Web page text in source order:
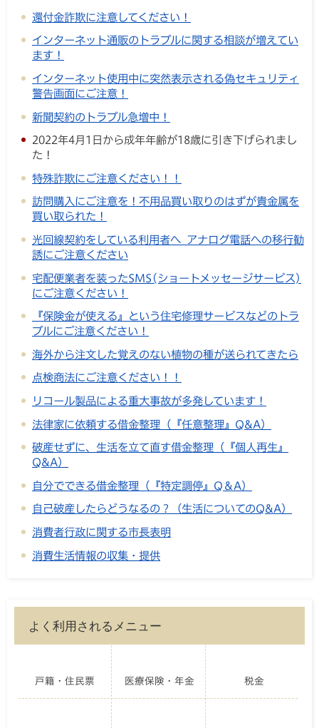
還付金詐欺に注意してください！
インターネット通販のトラブルに関する相談が増えてい
ます！
インターネット使用中に突然表示される偽セキュリティ
警告画面にご注意！
新聞契約のトラブル急増中！
2022年4月1日から成年年齢が18歳に引き下げられまし
た！
特殊詐欺にご注意ください！！
訪問購入にご注意を！不用品買い取りのはずが貴金属を
買い取られた！
光回線契約をしている利用者へ アナログ電話への移行勧
誘にご注意ください
宅配便業者を装ったSMS(ショートメッセージサービス)
にご注意ください！
『保険金が使える』という住宅修理サービスなどのトラ
ブルにご注意ください！
海外から注文した覚えのない植物の種が送られてきたら
点検商法にご注意ください！！
リコール製品による重大事故が多発しています！
法律家に依頼する借金整理（『任意整理』Q&A）
破産せずに、生活を立て直す借金整理（『個人再生』
Q&A）
自分でできる借金整理（『特定調停』Q＆A）
自己破産したらどうなるの？（生活についてのQ&A）
消費者行政に関する市長表明
消費生活情報の収集・提供
よく利用されるメニュー
戸籍・住民票 医療保険・年金 税金